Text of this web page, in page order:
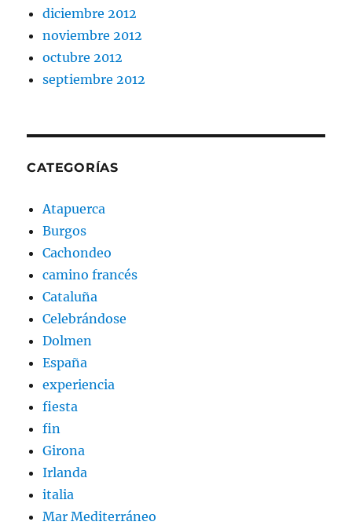
diciembre 2012
noviembre 2012
octubre 2012
septiembre 2012
CATEGORÍAS
Atapuerca
Burgos
Cachondeo
camino francés
Cataluña
Celebrándose
Dolmen
España
experiencia
fiesta
fin
Girona
Irlanda
italia
Mar Mediterráneo